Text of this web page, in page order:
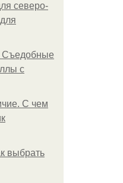
северо-
Съедобные
с
С чем
выбрать